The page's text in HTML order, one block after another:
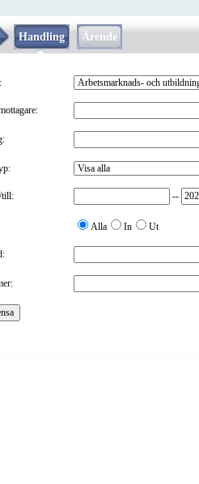
Handling Ärende
till: --
Alla In Ut